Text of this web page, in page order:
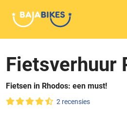
Fietsverhuur
Fietsen in Rhodos: een must!
2 recensies